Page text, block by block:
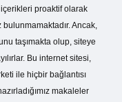
proaktif olarak
Ancak,
taşımakta olup, siteye
Bu internet sitesi,
ile hiçbir bağlantısı
makaleler